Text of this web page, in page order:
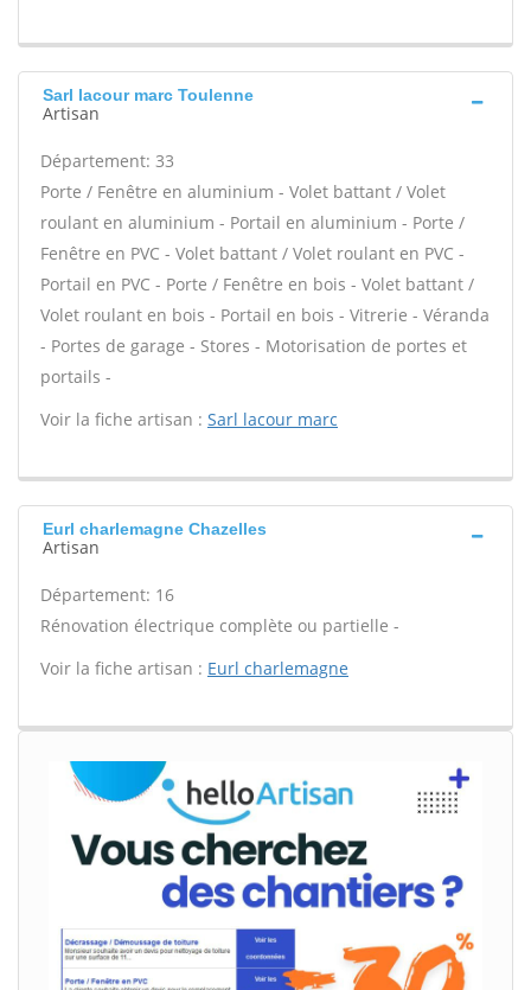
Sarl lacour marc Toulenne
Artisan
Département: 33
Porte / Fenêtre en aluminium - Volet battant / Volet
roulant en aluminium - Portail en aluminium - Porte /
Fenêtre en PVC - Volet battant / Volet roulant en PVC -
Portail en PVC - Porte / Fenêtre en bois - Volet battant /
Volet roulant en bois - Portail en bois - Vitrerie - Véranda
- Portes de garage - Stores - Motorisation de portes et
portails -
Voir la fiche artisan : Sarl lacour marc
Eurl charlemagne Chazelles
Artisan
Département: 16
Rénovation électrique complète ou partielle -
Voir la fiche artisan : Eurl charlemagne